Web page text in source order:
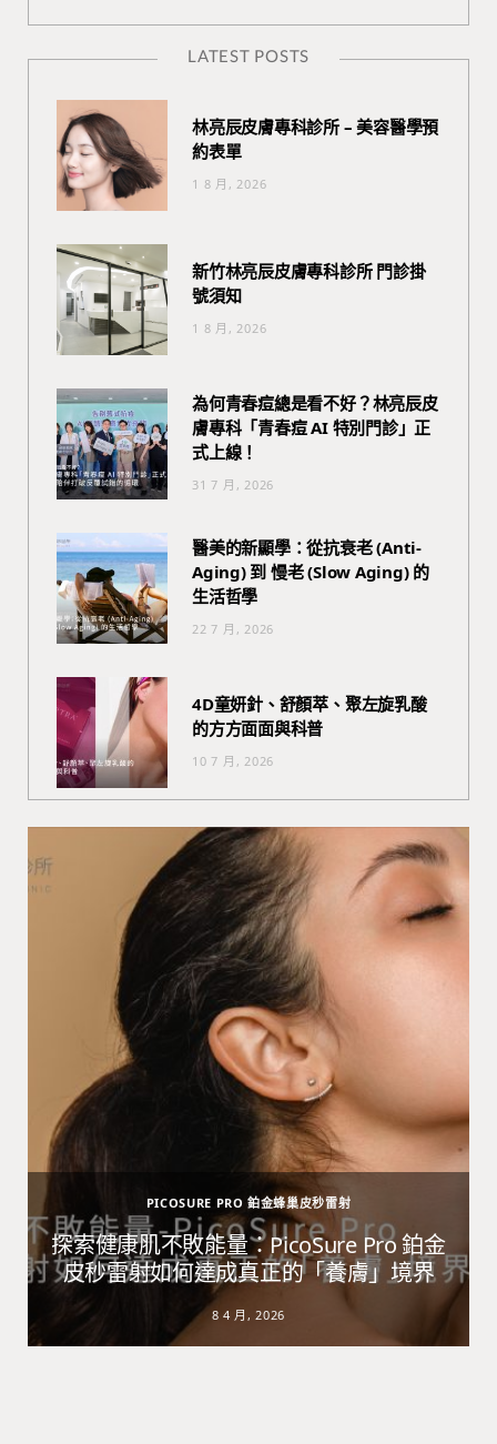
LATEST POSTS
林亮辰皮膚專科診所 – 美容醫學預
約表單
1 8 月, 2026
新竹林亮辰皮膚專科診所 門診掛
號須知
1 8 月, 2026
為何青春痘總是看不好？林亮辰皮
膚專科「青春痘 AI 特別門診」正
式上線！
31 7 月, 2026
醫美的新顯學：從抗衰老 (Anti-
Aging) 到 慢老 (Slow Aging) 的
生活哲學
22 7 月, 2026
4D童妍針、舒顏萃、聚左旋乳酸
的方方面面與科普
10 7 月, 2026
PICOSURE PRO 鉑金蜂巢皮秒雷射
探索健康肌不敗能量：PicoSure Pro 鉑金
皮秒雷射如何達成真正的「養膚」境界
8 4 月, 2026